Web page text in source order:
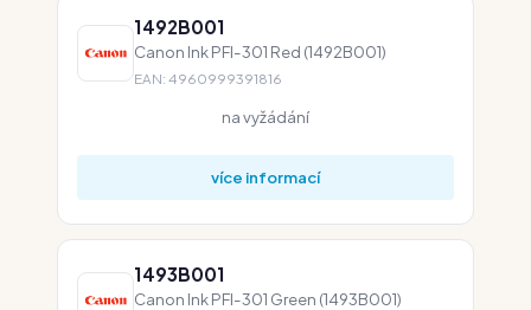
1492B001
Canon Ink PFI-301 Red (1492B001)
EAN: 4960999391816
na vyžádání
více informací
1493B001
Canon Ink PFI-301 Green (1493B001)